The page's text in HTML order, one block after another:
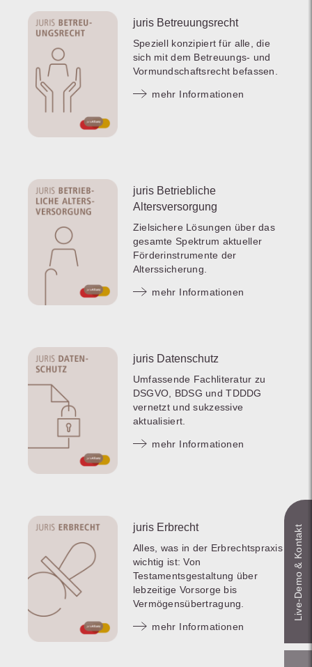
juris Betreuungsrecht
Speziell konzipiert für alle, die
sich mit dem Betreuungs- und
Vormundschaftsrecht befassen.
mehr Informationen
juris Betriebliche
Altersversorgung
Zielsichere Lösungen über das
gesamte Spektrum aktueller
Förderinstrumente der
Alterssicherung.
mehr Informationen
juris Datenschutz
Umfassende Fachliteratur zu
DSGVO, BDSG und TDDDG
vernetzt und sukzessive
aktualisiert.
mehr Informationen
juris Erbrecht
Alles, was in der Erbrechtspraxis
wichtig ist: Von
Testamentsgestaltung über
lebzeitige Vorsorge bis
Vermögensübertragung.
mehr Informationen
Live‑Demo & Kontakt